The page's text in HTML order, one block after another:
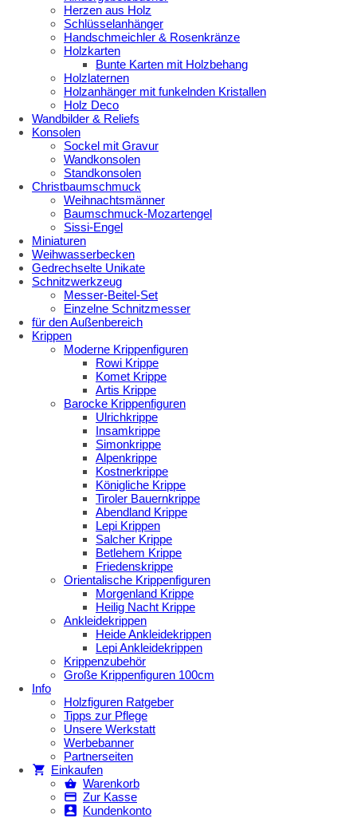
Herzen aus Holz
Schlüsselanhänger
Handschmeichler & Rosenkränze
Holzkarten
Bunte Karten mit Holzbehang
Holzlaternen
Holzanhänger mit funkelnden Kristallen
Holz Deco
Wandbilder & Reliefs
Konsolen
Sockel mit Gravur
Wandkonsolen
Standkonsolen
Christbaumschmuck
Weihnachtsmänner
Baumschmuck-Mozartengel
Sissi-Engel
Miniaturen
Weihwasserbecken
Gedrechselte Unikate
Schnitzwerkzeug
Messer-Beitel-Set
Einzelne Schnitzmesser
für den Außenbereich
Krippen
Moderne Krippenfiguren
Rowi Krippe
Komet Krippe
Artis Krippe
Barocke Krippenfiguren
Ulrichkrippe
Insamkrippe
Simonkrippe
Alpenkrippe
Kostnerkrippe
Königliche Krippe
Tiroler Bauernkrippe
Abendland Krippe
Lepi Krippen
Salcher Krippe
Betlehem Krippe
Friedenskrippe
Orientalische Krippenfiguren
Morgenland Krippe
Heilig Nacht Krippe
Ankleidekrippen
Heide Ankleidekrippen
Lepi Ankleidekrippen
Krippenzubehör
Große Krippenfiguren 100cm
Info
Holzfiguren Ratgeber
Tipps zur Pflege
Unsere Werkstatt
Werbebanner
Partnerseiten
Einkaufen
Warenkorb
Zur Kasse
Kundenkonto